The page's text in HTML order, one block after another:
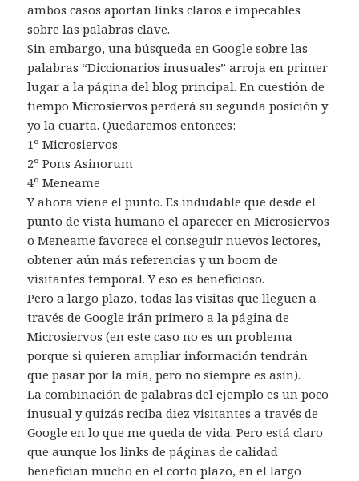
ambos casos aportan links claros e impecables
sobre las palabras clave.
Sin embargo, una búsqueda en Google sobre las
palabras “Diccionarios inusuales” arroja en primer
lugar a la página del blog principal. En cuestión de
tiempo Microsiervos perderá su segunda posición y
yo la cuarta. Quedaremos entonces:
1º Microsiervos
2º Pons Asinorum
4º Meneame
Y ahora viene el punto. Es indudable que desde el
punto de vista humano el aparecer en Microsiervos
o Meneame favorece el conseguir nuevos lectores,
obtener aún más referencias y un boom de
visitantes temporal. Y eso es beneficioso.
Pero a largo plazo, todas las visitas que lleguen a
través de Google irán primero a la página de
Microsiervos (en este caso no es un problema
porque si quieren ampliar información tendrán
que pasar por la mía, pero no siempre es asín).
La combinación de palabras del ejemplo es un poco
inusual y quizás reciba diez visitantes a través de
Google en lo que me queda de vida. Pero está claro
que aunque los links de páginas de calidad
benefician mucho en el corto plazo, en el largo